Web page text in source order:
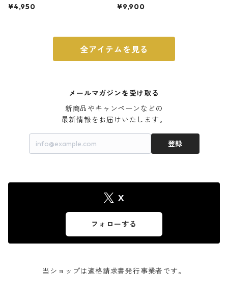
ト 3号 ブラック
¥4,950
m ガス火・IH対応 鉄フライパン
¥9,900
全アイテムを見る
メールマガジンを受け取る
新商品やキャンペーンなどの
最新情報をお届けいたします。
登録
X
フォローする
当ショップは適格請求書発行事業者です。